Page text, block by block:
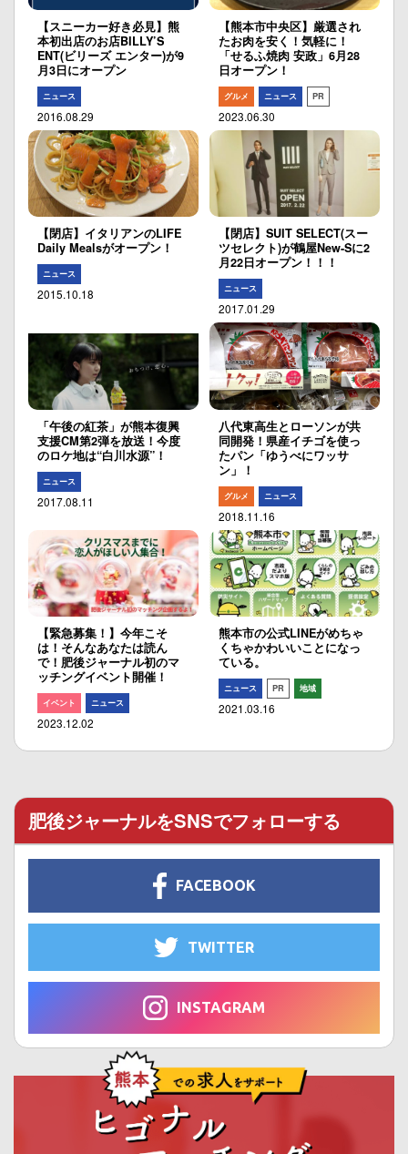
【スニーカー好き必見】熊
本初出店のお店BILLY’S
ENT(ビリーズ エンター)が9
月3日にオープン
ニュース
2016.08.29
【熊本市中央区】厳選され
たお肉を安く！気軽に！
「せるふ焼肉 安政」6月28
日オープン！
グルメ ニュース PR
2023.06.30
【閉店】イタリアンのLIFE
Daily Mealsがオープン！
ニュース
2015.10.18
【閉店】SUIT SELECT(スー
ツセレクト)が鶴屋New-Sに2
月22日オープン！！！
ニュース
2017.01.29
「午後の紅茶」が熊本復興
支援CM第2弾を放送！今度
のロケ地は“白川水源”！
ニュース
2017.08.11
八代東高生とローソンが共
同開発！県産イチゴを使っ
たパン「ゆうべにワッサ
ン」！
グルメ ニュース
2018.11.16
【緊急募集！】今年こそ
は！そんなあなたは読ん
で！肥後ジャーナル初のマ
ッチングイベント開催！
イベント ニュース
2023.12.02
熊本市の公式LINEがめちゃ
くちゃかわいいことになっ
ている。
ニュース PR 地域
2021.03.16
肥後ジャーナルをSNSでフォローする
FACEBOOK
TWITTER
INSTAGRAM